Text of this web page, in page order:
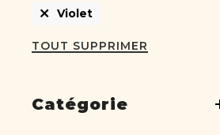
Violet
Supprimer
Élément
TOUT SUPPRIMER
Catégorie